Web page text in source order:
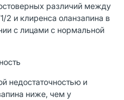
различий между
2 и клиренса оланзапина в
с лицами с нормальной
недостаточностью и
ниже, чем у